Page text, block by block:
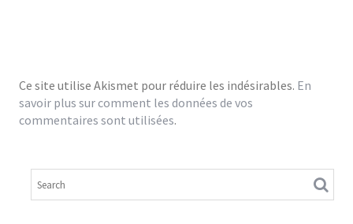
Ce site utilise Akismet pour réduire les indésirables. En
savoir plus sur comment les données de vos
commentaires sont utilisées.